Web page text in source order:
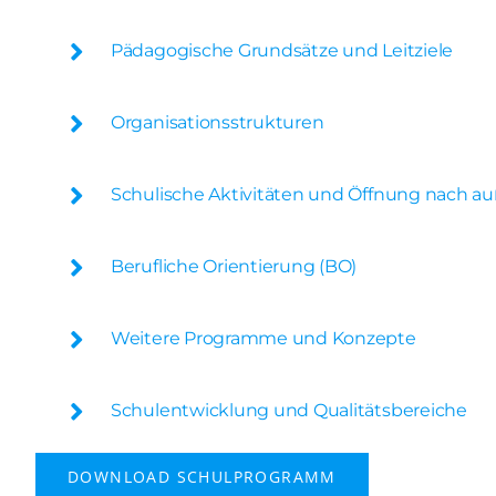
Pädagogische Grundsätze und Leitziele
Organisationsstrukturen
Schulische Aktivitäten und Öffnung nach
Berufliche Orientierung (BO)
Weitere Programme und Konzepte
Schulentwicklung und Qualitätsbereiche
DOWNLOAD SCHULPROGRAMM